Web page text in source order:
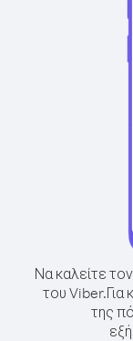
Να καλείτε
του Viber.
της